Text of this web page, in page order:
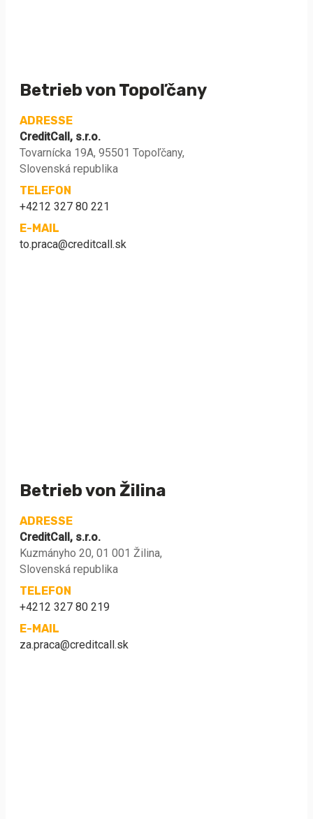
Betrieb von Topoľčany
ADRESSE
CreditCall, s.r.o.
Tovarnícka 19A, 95501 Topoľčany,
Slovenská republika
TELEFON
+4212 327 80 221
E-MAIL
to.praca@creditcall.sk
Betrieb von Žilina
ADRESSE
CreditCall, s.r.o.
Kuzmányho 20, 01 001 Žilina,
Slovenská republika
TELEFON
+4212 327 80 219
E-MAIL
za.praca@creditcall.sk